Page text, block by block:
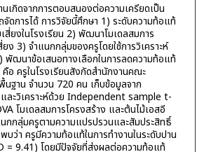
เกิดจากการตอบสนองต่อความเครียดเป็น
จัดการได้ การวิจัยนี้ศึกษา 1) ระดับความท้อแท้
สี่ยงในโรงเรียน 2) พัฒนาโมเดลสมการ
ง 3) จำแนกกลุ่มของครูโดยใช้การวิเคราะห์
พัฒนาข้อเสนอทางเลือกในการลดความท้อแท้
อ ครูในโรงเรียนสังกัดสำนักงานคณะ
นฐาน จำนวน 720 คน เก็บข้อมูลจาก
ละวิเคราะห์ด้วย Independent sample t-
โมเดลสมการโครงสร้าง และต้นไม้เอสอี
กกลุ่มครูตามความแปรปรวนและสัมประสิทธิ์
า ครูมีความท้อแท้ในการทำงานในระดับปาน
= 9.41) โดยมีปัจจัยที่ส่งผลต่อความท้อแท้